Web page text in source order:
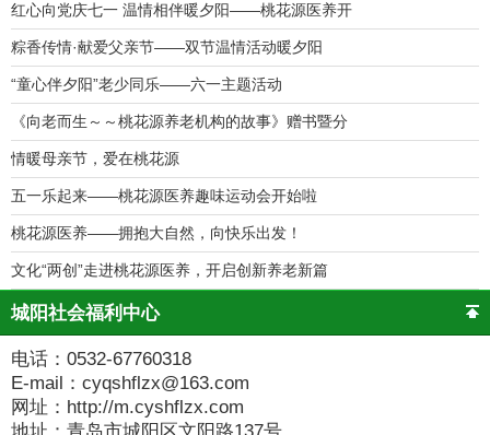
红心向党庆七一 温情相伴暖夕阳——桃花源医养开
粽香传情·献爱父亲节——双节温情活动暖夕阳
“童心伴夕阳”老少同乐——六一主题活动
《向老而生～～桃花源养老机构的故事》赠书暨分
情暖母亲节，爱在桃花源
五一乐起来——桃花源医养趣味运动会开始啦
桃花源医养——拥抱大自然，向快乐出发！
文化“两创”走进桃花源医养，开启创新养老新篇
城阳社会福利中心
电话：0532-67760318
E-mail：cyqshflzx@163.com
网址：http://m.cyshflzx.com
地址：青岛市城阳区文阳路137号